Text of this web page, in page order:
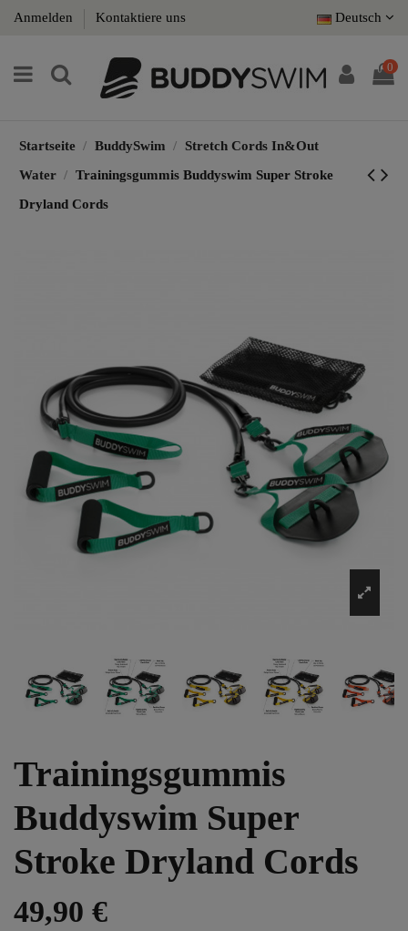
Anmelden Kontaktiere uns Deutsch
0
Startseite BuddySwim
Stretch Cords In&Out
Water
Trainingsgummis Buddyswim Super Stroke
Dryland Cords
Trainingsgummis
Buddyswim Super
Stroke Dryland Cords
49,90 €